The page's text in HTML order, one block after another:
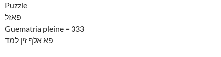
Puzzle
פאזל
Guematria pleine = 333
פא אלף זין למד